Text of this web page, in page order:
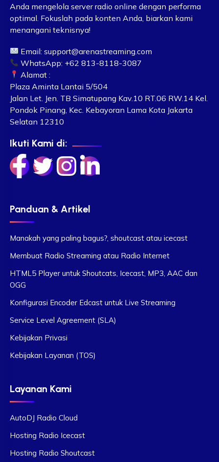
Anda mengelola server radio online dengan performa
optimal. Fokuslah pada konten Anda, biarkan kami
menangani teknisnya!
Email:support@arenastreaming.com
WhatsApp: +62 813-8118-3087
Alamat :
Plaza Aminta Lantai 5/504
Jalan Let. Jen. TB Simatupang Kav.10 RT.06 RW.14 Kel.
Pondok Pinang, Kec. Kebayoran Lama Kota Jakarta
Selatan 12310
Ikuti Kami di:
Panduan & Artikel
Manakah yang paling bagus?, shoutcast atau icecast
Membuat Radio Streaming atau Radio Internet
HTML5 Player untuk Shoutcats, Icecast, MP3, AAC dan
OGG
Konfigurasi Encoder Edcast untuk Live Streaming
Service Level Agreement (SLA)
Kebijakan Privasi
Kebijakan Layanan (TOS)
Layanan Kami
AutoDJ Radio Cloud
Hosting Radio Icecast
Hosting Radio Shoutcast